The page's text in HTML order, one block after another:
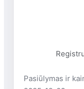
Pasiūlymas ir